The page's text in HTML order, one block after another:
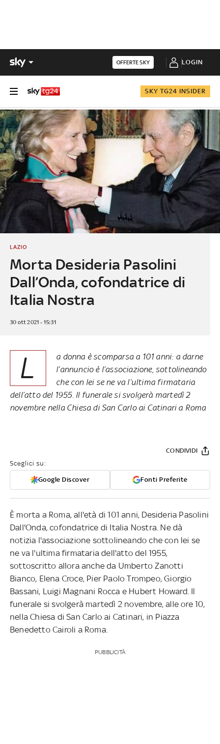
OFFERTE SKY LOGIN
SKY TG24 INSIDER
Morta Desideria Pasolini
Dall’Onda, cofondatrice di
Italia Nostra
LAZIO
30 ott 2021 - 15:31
L
a donna è scomparsa a 101 anni: a darne
l’annuncio è l’associazione, sottolineando
che con lei se ne va l’ultima firmataria
dell’atto del 1955. Il funerale si svolgerà martedì 2
novembre nella Chiesa di San Carlo ai Catinari a Roma
Sceglici su:
Google Discover Fonti Preferite
CONDIVIDI
È morta a Roma, all'età di 101 anni, Desideria Pasolini
Dall'Onda, cofondatrice di Italia Nostra. Ne dà
notizia l'associazione sottolineando che con lei se
ne va l'ultima firmataria dell'atto del 1955,
sottoscritto allora anche da Umberto Zanotti
Bianco, Elena Croce, Pier Paolo Trompeo, Giorgio
Bassani, Luigi Magnani Rocca e Hubert Howard. Il
funerale si svolgerà martedì 2 novembre, alle ore 10,
nella Chiesa di San Carlo ai Catinari, in Piazza
Benedetto Cairoli a Roma.
PUBBLICITÀ